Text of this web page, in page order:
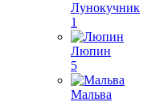
Лунокучник
1
Люпин
5
Мальва